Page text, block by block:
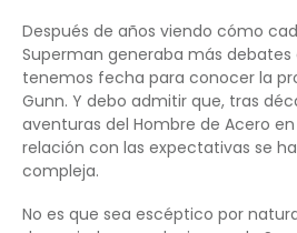
Después de años viendo cómo
Superman generaba más debates
tenemos fecha para conocer la
Gunn. Y debo admitir que, tras
aventuras del Hombre de Acero
relación con las expectativas se
compleja.
No es que sea escéptico por